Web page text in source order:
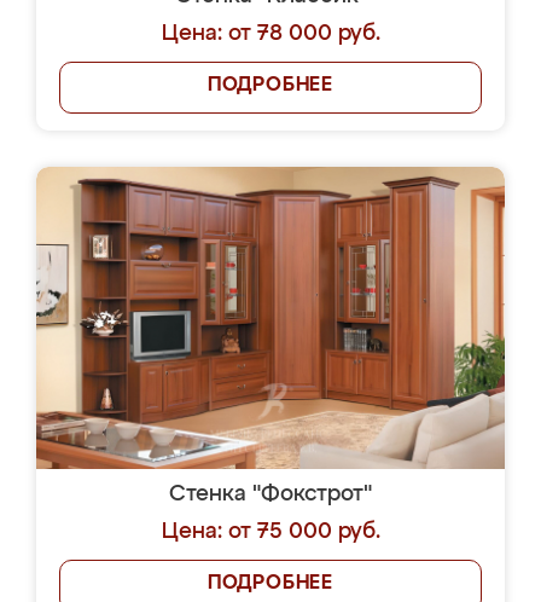
Цена: от 78 000 руб.
ПОДРОБНЕЕ
Стенка "Фокстрот"
Цена: от 75 000 руб.
ПОДРОБНЕЕ